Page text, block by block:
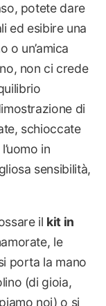
potete dare
ed esibire una
o un’amica
non ci crede
di
schioccate
in
sensibilità,
il kit in
le
porta la mano
(di gioia,
noi) o si